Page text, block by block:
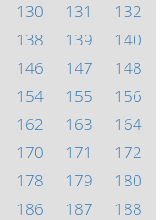
130 131
132
138 139
140
146 147
148
154 155
156
162 163
164
170 171
172
178 179
180
186 187
188